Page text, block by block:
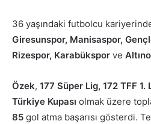
36 yaşındaki futbolcu
Giresunspor, Manisaspor,
Rizespor, Karabükspor ve
Özek, 177 Süper Lig, 172 TFF 1.
Türkiye Kupası olmak üzere
85 gol atma başarısı gösterdi.